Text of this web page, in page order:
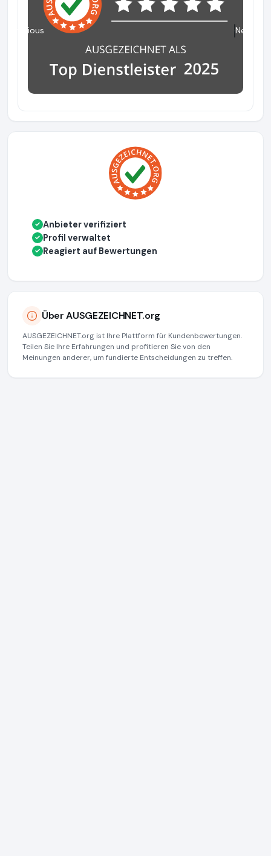
Previous Next
✓ Anbieter verifiziert
✓ Profil verwaltet
✓ Reagiert auf Bewertungen
Über AUSGEZEICHNET.org
AUSGEZEICHNET.org ist Ihre Plattform für Kundenbewertungen.
Teilen Sie Ihre Erfahrungen und profitieren Sie von den
Meinungen anderer, um fundierte Entscheidungen zu treffen.